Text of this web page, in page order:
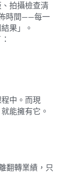
拍攝檢查清
時間——每一
果」。
中。而現
能擁有它。
翻轉業績，只